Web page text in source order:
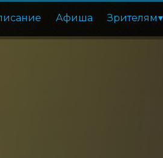
Афиша Зрителям